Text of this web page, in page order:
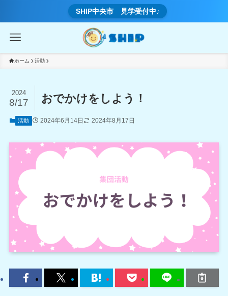
SHIP中央市 見学受付中♪
ホーム 活動
おでかけをしよう！
2024
8/17
活動 2024年6月14日 2024年8月17日